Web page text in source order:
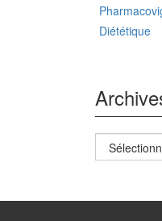
Diététique
Archives
magazine